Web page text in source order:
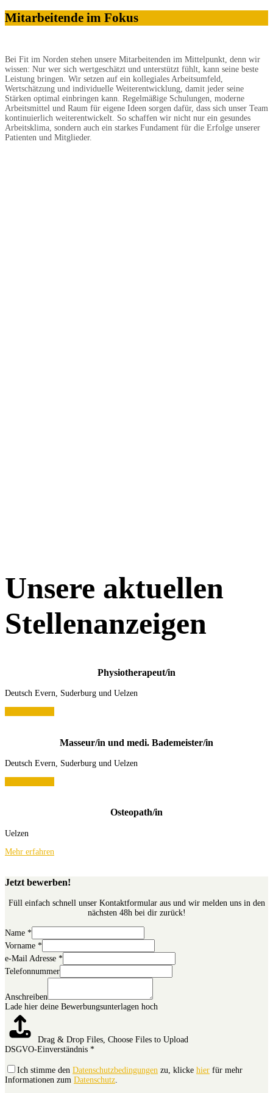
Mitarbeitende im Fokus
Bei Fit im Norden stehen unsere Mitarbeitenden im Mittelpunkt, denn wir
wissen: Nur wer sich wertgeschätzt und unterstützt fühlt, kann seine beste
Leistung bringen. Wir setzen auf ein kollegiales Arbeitsumfeld,
Wertschätzung und individuelle Weiterentwicklung, damit jeder seine
Stärken optimal einbringen kann. Regelmäßige Schulungen, moderne
Arbeitsmittel und Raum für eigene Ideen sorgen dafür, dass sich unser Team
kontinuierlich weiterentwickelt. So schaffen wir nicht nur ein gesundes
Arbeitsklima, sondern auch ein starkes Fundament für die Erfolge unserer
Patienten und Mitglieder.
Unsere aktuellen
Stellenanzeigen
Physiotherapeut/in
Deutsch Evern, Suderburg und Uelzen
Masseur/in und medi. Bademeister/in
Deutsch Evern, Suderburg und Uelzen
Osteopath/in
Uelzen
Mehr erfahren
Jetzt bewerben!
Füll einfach schnell unser Kontaktformular aus und wir melden uns in den
nächsten 48h bei dir zurück!
Name *
Vorname *
e-Mail Adresse *
Telefonnummer
Anschreiben
Lade hier deine Bewerbungsunterlagen hoch
Drag & Drop Files, Choose Files to Upload
DSGVO-Einverständnis *
Ich stimme den Datenschutzbedingungen zu, klicke hier für mehr
Informationen zum Datenschutz.